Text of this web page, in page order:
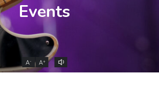
Events
A- A+